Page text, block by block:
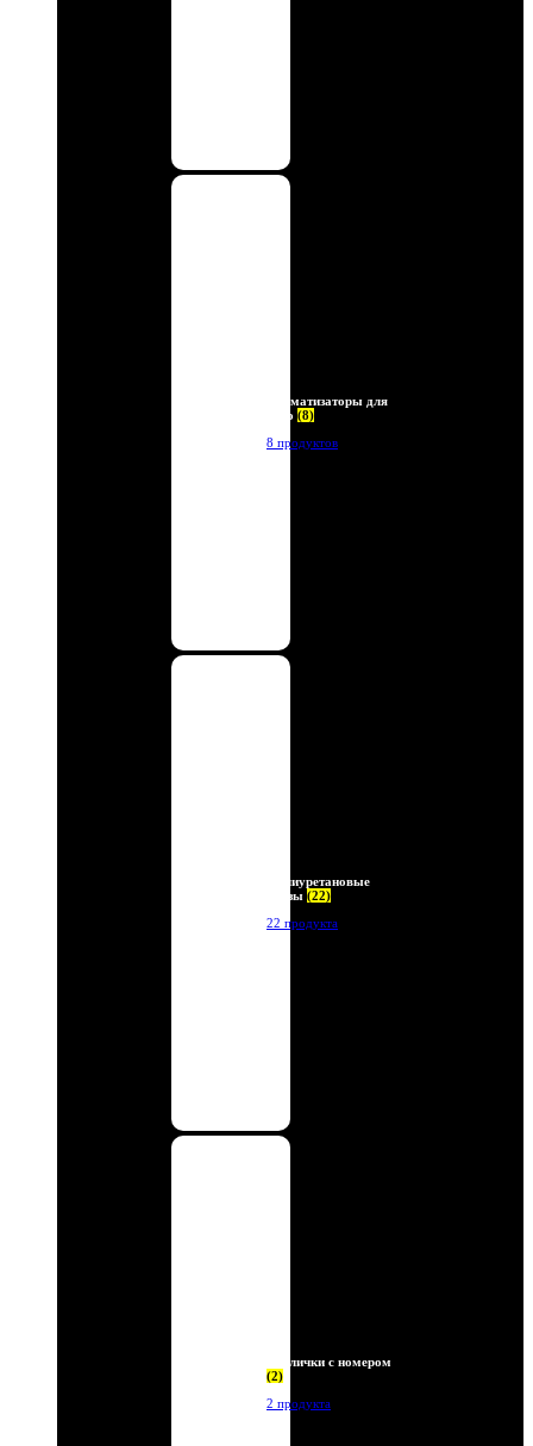
Ароматизаторы для
авто (8)
8 продуктов
Полиуретановые
линзы (22)
22 продукта
Таблички с номером
(2)
2 продукта